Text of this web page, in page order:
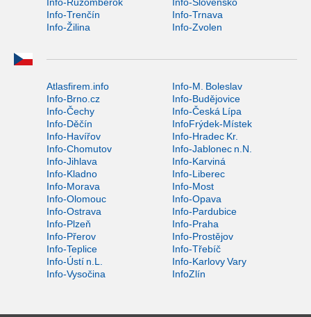
Info-Trenčín
Info-Trnava
Info-Žilina
Info-Zvolen
Atlasfirem.info
Info-M. Boleslav
Info-Brno.cz
Info-Budějovice
Info-Čechy
Info-Česká Lípa
Info-Děčín
InfoFrýdek-Místek
Info-Havířov
Info-Hradec Kr.
Info-Chomutov
Info-Jablonec n.N.
Info-Jihlava
Info-Karviná
Info-Kladno
Info-Liberec
Info-Morava
Info-Most
Info-Olomouc
Info-Opava
Info-Ostrava
Info-Pardubice
Info-Plzeň
Info-Praha
Info-Přerov
Info-Prostějov
Info-Teplice
Info-Třebíč
Info-Ústí n.L.
Info-Karlovy Vary
Info-Vysočina
InfoZlín